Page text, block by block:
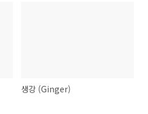
생강 (Ginger)